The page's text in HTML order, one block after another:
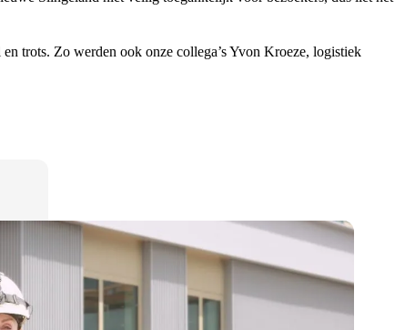
trots. Zo werden ook onze collega’s Yvon Kroeze, logistiek